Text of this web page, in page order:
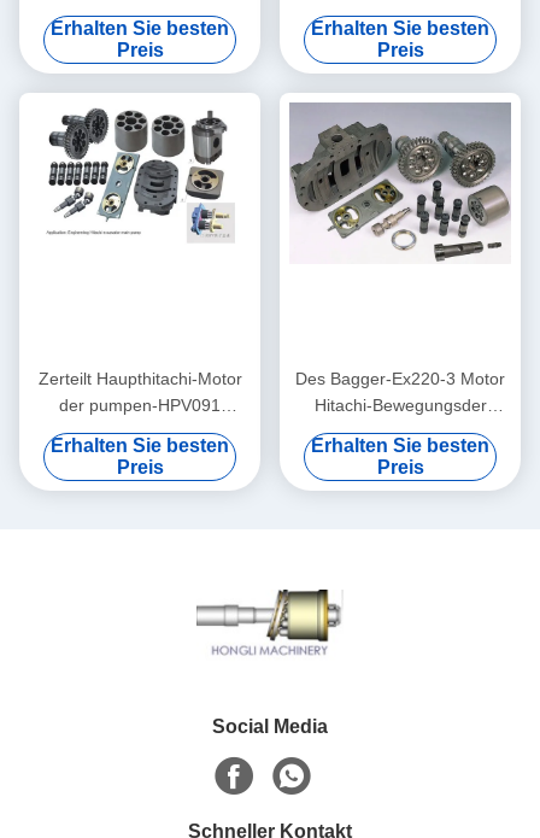
Bewegungsreparatur-set-
Ersatz
Erhalten Sie besten
Preis
Bagger Ex120-2 Ex200-3
EX200-2
Erhalten Sie besten
Preis
Zerteilt Haupthitachi-Motor
der pumpen-HPV091
Pumpen-die Reparatur des
Bagger-EX200-2
Erhalten Sie besten
Preis
Des Bagger-Ex220-3 Motor
Hitachi-Bewegungsder
teil-/Schwingen zerteilt
Reparatur-Sets Hpv091
Erhalten Sie besten
Preis
Social Media
Schneller Kontakt